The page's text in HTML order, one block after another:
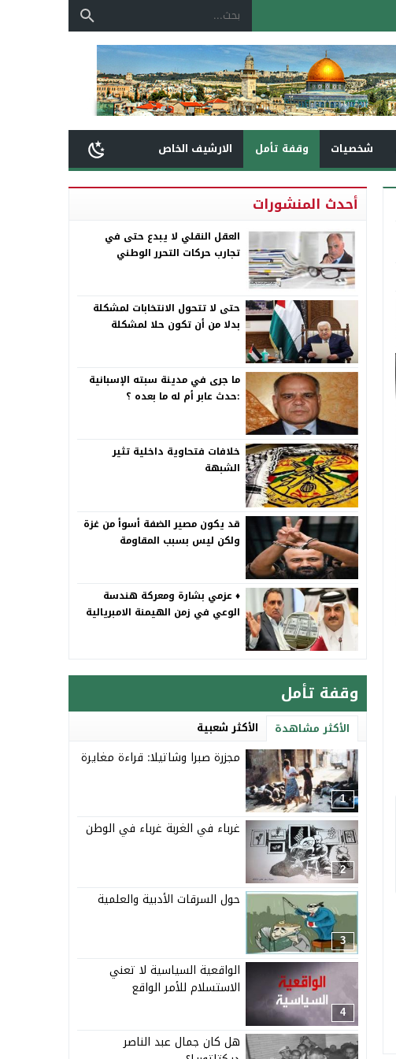
شخصيات وقفة تأمل الارشيف الخاص
أحدث المنشورات
العقل النقلي لا يبدع حتى في
تجارب حركات التحرر الوطني
حتى لا تتحول الانتخابات لمشكلة
بدلا من أن تكون حلا لمشكلة
ما جرى في مدينة سبته الإسبانية
:حدث عابر أم له ما بعده ؟
خلافات فتحاوية داخلية تثير
الشبهة
قد يكون مصير الضفة أسوأ من غزة
ولكن ليس بسبب المقاومة
♦️ عزمي بشارة ومعركة هندسة
الوعي في زمن الهيمنة الامبريالية
وقفة تأمل
الأكثر مشاهدة الأكثر شعبية
1
مجزرة صبرا وشاتيلا: قراءة مغايرة
2
غرباء في الغربة غرباء في الوطن
3
حول السرقات الأدبية والعلمية
4
الواقعية السياسية لا تعني
الاستسلام للأمر الواقع
هل كان جمال عبد الناصر